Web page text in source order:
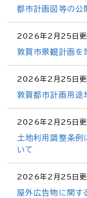
都市計画図等の公
2026年2月25日更
敦賀市景観計画を
2026年2月25日更
敦賀都市計画用途
2026年2月25日更
土地利用調整条例
いて
2026年2月25日更
屋外広告物に関す